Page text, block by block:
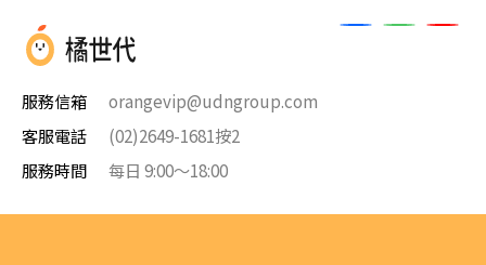
服務信箱
orangevip@udngroup.com
客服電話
(02)2649-1681按2
服務時間
每日 9:00～18:00